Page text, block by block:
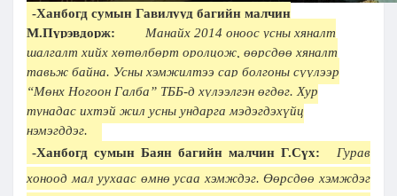
-Ханбогд сумын Гавилууд багийн малчин
М.Пүрэвдорж:
Манайх 2014 оноос усны хяналт
шалгалт хийх хөтөлбөрт оролцож, өөрсдөө хяналт
тавьж байна. Усны хэмжилтээ сар болгоны сүүлээр
“Мөнх Ногоон Галба” ТББ-д хүлээлгэн өгдөг. Хур
тунадас ихтэй жил усны ундарга мэдэгдэхүйц
нэмэгддэг.
-Ханбогд сумын Баян багийн малчин Г.Сүх:
Гурав
хоноод мал уухаас өмнө усаа хэмждэг. Өөрсдөө хэмждэг